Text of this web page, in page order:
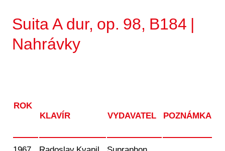
Suita A dur, op. 98, B184 |
Nahrávky
ROK
KLAVÍR
VYDAVATEL POZNÁMKA